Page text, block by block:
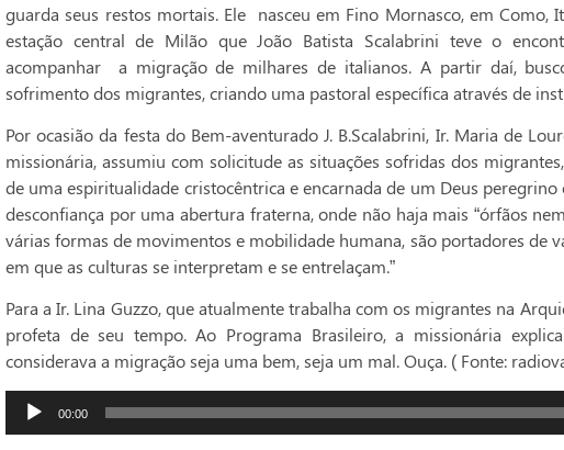
guarda seus restos mortais. Ele nasceu em Fino Mornasco, em
estação central de Milão que João Batista Scalabrini teve o
acompanhar a migração de milhares de italianos. A partir daí,
sofrimento dos migrantes, criando uma pastoral específica através de
Por ocasião da festa do Bem-aventurado J. B.Scalabrini, Ir. Maria de
missionária, assumiu com solicitude as situações sofridas dos
de uma espiritualidade cristocêntrica e encarnada de um Deus
desconfiança por uma abertura fraterna, onde não haja mais “órfãos
várias formas de movimentos e mobilidade humana, são portadores de
em que as culturas se interpretam e se entrelaçam.”
Para a Ir. Lina Guzzo, que atualmente trabalha com os migrantes na
profeta de seu tempo. Ao Programa Brasileiro, a missionária
considerava a migração seja uma bem, seja um mal. Ouça. ( Fonte:
Tocador 00:00